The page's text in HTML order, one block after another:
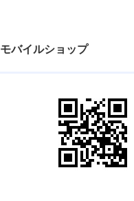
モバイルショップ